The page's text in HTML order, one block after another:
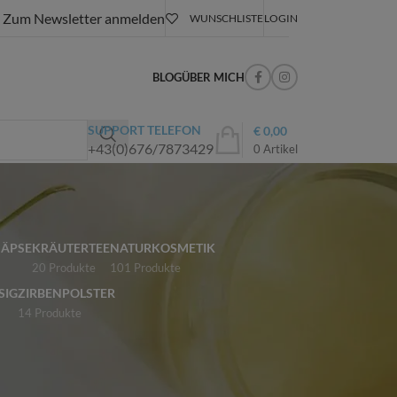
Zum Newsletter anmelden WUNSCHLISTELOGIN
BLOGÜBER MICH
SUPPORT TELEFON
+43(0)676/7873429 0 Artikel
€0,00
KRÄUTERTEE
20 Produkte
NATURKOSMETIK
101 Produkte
ZIRBENPOLSTER
14 Produkte